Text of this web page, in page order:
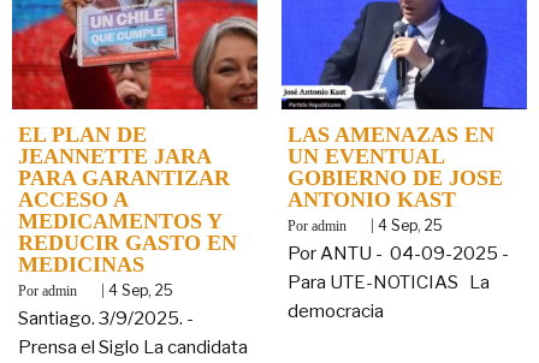
EL PLAN DE
JEANNETTE JARA
PARA GARANTIZAR
ACCESO A
MEDICAMENTOS Y
REDUCIR GASTO EN
MEDICINAS
By admin 4 Sep, 25
Santiago. 3/9/2025. -
Prensa el Siglo La candidata
LAS AMENAZAS EN
UN EVENTUAL
GOBIERNO DE JOSE
ANTONIO KAST
By admin 4 Sep, 25
Por ANTU - 04-09-2025 -
Para UTE-NOTICIAS La
democracia